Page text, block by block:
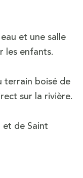
et une salle
les enfants.
terrain boisé de
sur la rivière.
de Saint